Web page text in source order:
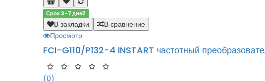
Срок 3-7 дней
В закладки
В сравнение
Просмотр
FCI-G110/P132-4 INSTART частотный
(0)